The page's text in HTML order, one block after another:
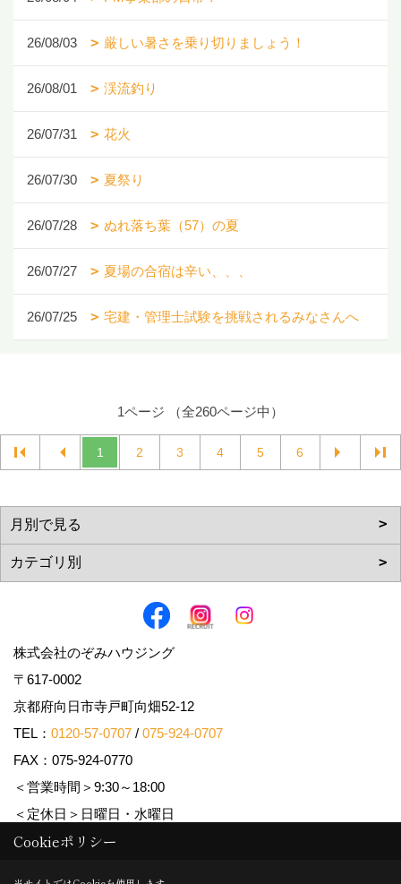
26/08/03 厳しい暑さを乗り切りましょう！
26/08/01 渓流釣り
26/07/31 花火
26/07/30 夏祭り
26/07/28 ぬれ落ち葉（57）の夏
26/07/27 夏場の合宿は辛い、、、
26/07/25 宅建・管理士試験を挑戦されるみなさんへ
1ページ （全260ページ中）
1 2 3 4 5 6
株式会社のぞみハウジング
〒617-0002
京都府向日市寺戸町向畑52-12
TEL： 0120-57-0707 / 075-924-0707
FAX：075-924-0770
＜営業時間＞9:30～18:00
＜定休日＞日曜日・水曜日
Cookieポリシー